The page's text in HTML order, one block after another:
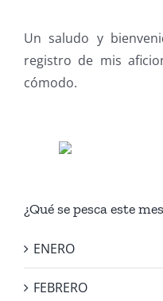
Un saludo y
registro de mis
cómodo.
¿Qué se pesca este
ENERO
FEBRERO